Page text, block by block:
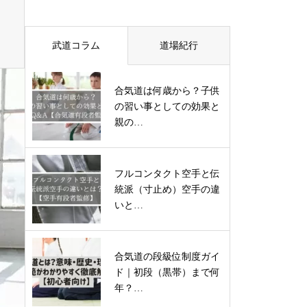
武道コラム 道場紀行
合気道は何歳から？子供
の習い事としての効果と
親の…
フルコンタクト空手と伝
統派（寸止め）空手の違
いと…
合気道の段級位制度ガイ
ド｜初段（黒帯）まで何
年？…